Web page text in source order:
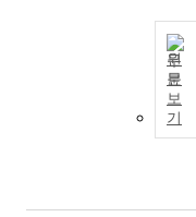
원
문
보
기